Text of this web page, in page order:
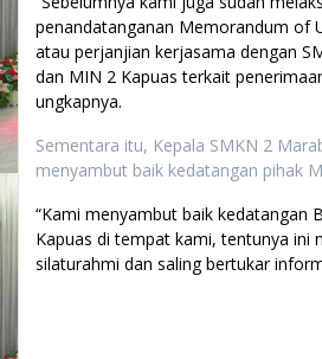
penandatanganan Memorandum of
atau perjanjian kerjasama dengan
dan MIN 2 Kapuas terkait
ungkapnya.
Sementara itu, Kepala SMKN 2
menyambut baik kedatangan pihak
“Kami menyambut baik kedatangan
Kapuas di tempat kami, tentunya ini
silaturahmi dan saling bertukar